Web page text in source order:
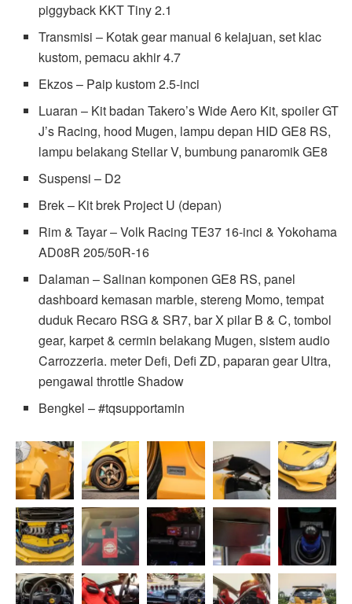
piggyback KKT Tiny 2.1
Transmisi – Kotak gear manual 6 kelajuan, set klac
kustom, pemacu akhir 4.7
Ekzos – Paip kustom 2.5-inci
Luaran – Kit badan Takero’s Wide Aero Kit, spoiler GT
J’s Racing, hood Mugen, lampu depan HID GE8 RS,
lampu belakang Stellar V, bumbung panaromik GE8
Suspensi – D2
Brek – Kit brek Project U (depan)
Rim & Tayar – Volk Racing TE37 16-inci & Yokohama
AD08R 205/50R-16
Dalaman – Salinan komponen GE8 RS, panel
dashboard kemasan marble, stereng Momo, tempat
duduk Recaro RSG & SR7, bar X pilar B & C, tombol
gear, karpet & cermin belakang Mugen, sistem audio
Carrozzeria. meter Defi, Defi ZD, paparan gear Ultra,
pengawal throttle Shadow
Bengkel – #tqsupportamin